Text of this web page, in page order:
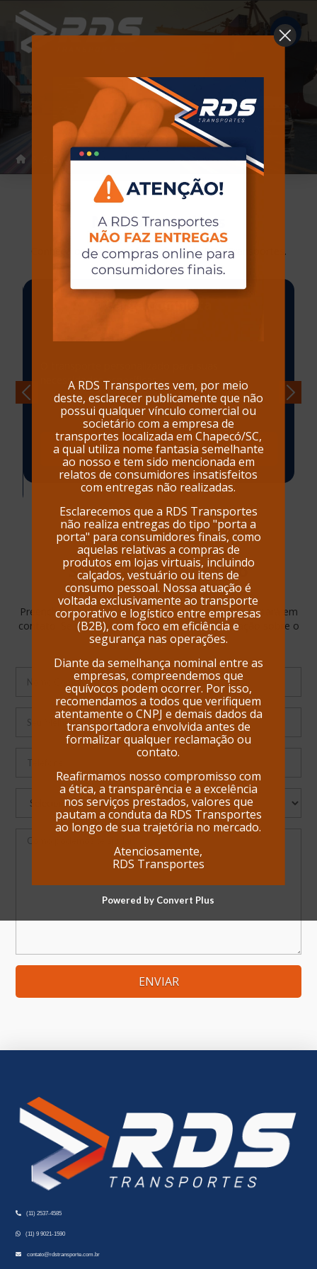
Serviços
Home Serviços
Nossos serviços
Conheça os serviços oferecidos pela RDS Transportes.
Carga Completa
necessidades específicas.
Saiba mais
SolicitarRDS Cotação
Preencha o formulário abaixo que nossa equipe entrará em
contato. Se possível envie o máximo de informação sobre o
equipamento.
(11) 2537-4585
(11) 9 9021-1590
contato@rdstransporte.com.br
A RDS Transportes vem, por meio
deste, esclarecer publicamente que não
possui qualquer vínculo comercial ou
societário com a empresa de
transportes localizada em Chapecó/SC,
a qual utiliza nome fantasia semelhante
ao nosso e tem sido mencionada em
relatos de consumidores insatisfeitos
com entregas não realizadas.
Esclarecemos que a RDS Transportes
não realiza entregas do tipo "porta a
porta" para consumidores finais, como
aquelas relativas a compras de
produtos em lojas virtuais, incluindo
calçados, vestuário ou itens de
consumo pessoal. Nossa atuação é
voltada exclusivamente ao transporte
corporativo e logístico entre empresas
(B2B), com foco em eficiência e
segurança nas operações.
Diante da semelhança nominal entre as
empresas, compreendemos que
equívocos podem ocorrer. Por isso,
recomendamos a todos que verifiquem
atentamente o CNPJ e demais dados da
transportadora envolvida antes de
formalizar qualquer reclamação ou
contato.
Reafirmamos nosso compromisso com
a ética, a transparência e a excelência
nos serviços prestados, valores que
pautam a conduta da RDS Transportes
ao longo de sua trajetória no mercado.
Atenciosamente,
RDS Transportes
Powered by Convert Plus